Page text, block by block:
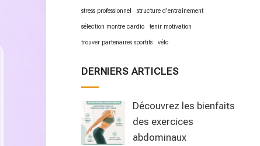
stress professionnel structure d'entraînement
sélection montre cardio tenir motivation
trouver partenaires sportifs vélo
DERNIERS ARTICLES
Découvrez les bienfaits
des exercices
abdominaux